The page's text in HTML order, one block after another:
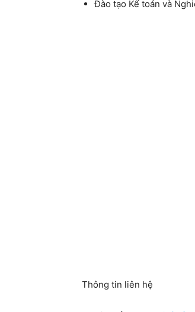
Đào tạo Kế toán và
Thông tin liên hệ